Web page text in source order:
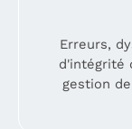
Erreurs,
d'intégrité
gestion